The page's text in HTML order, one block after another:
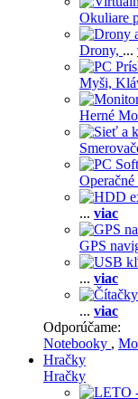
Okuliare
Drony, ...
Myši,
Herné
Operačné
... viac
GPS
... viac
... viac
Odporúčame:
Notebooky ,
Hračky
Hračky